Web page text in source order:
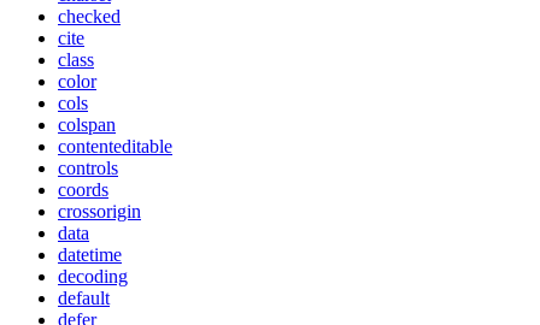
checked
cite
class
color
cols
colspan
contenteditable
controls
coords
crossorigin
data
datetime
decoding
default
defer